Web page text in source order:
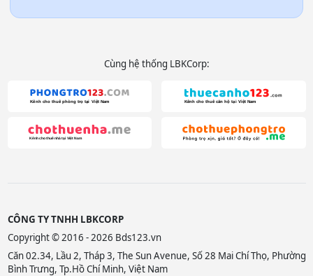
Cùng hệ thống LBKCorp:
CÔNG TY TNHH LBKCORP
Copyright © 2016 - 2026 Bds123.vn
Căn 02.34, Lầu 2, Tháp 3, The Sun Avenue, Số 28 Mai Chí Thọ, Phường
Bình Trưng, Tp.Hồ Chí Minh, Việt Nam